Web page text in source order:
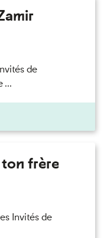
de
...
ton frère
Invités de